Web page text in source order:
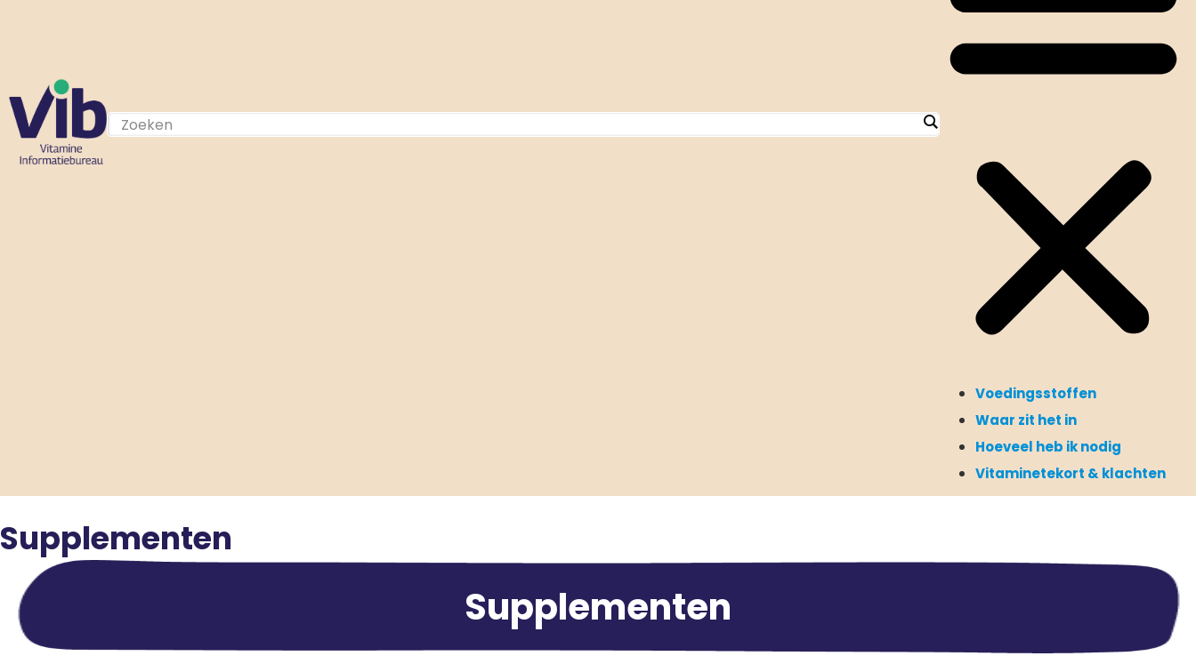
Voedingsstoffen
Waar zit het in
Hoeveel heb ik nodig
Vitaminetekort & klachten
Supplementen
Supplementen